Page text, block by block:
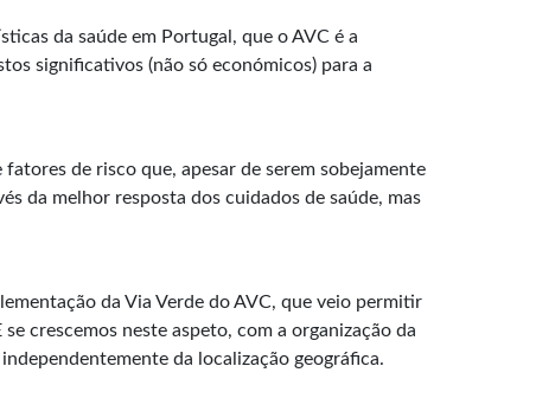
da saúde em Portugal, que o AVC é a
significativos (não só económicos) para a
de risco que, apesar de serem sobejamente
da melhor resposta dos cuidados de saúde, mas
da Via Verde do AVC, que veio permitir
crescemos neste aspeto, com a organização da
da localização geográfica.